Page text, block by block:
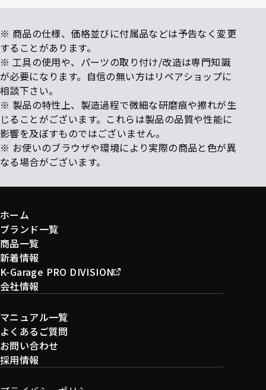
※ 商品の仕様、価格並びに付属品などは予告なく変更
することがあります。
※ 工具の使用や、パーツの取り付け/改造は専門知識
が必要になります。自信の無い方はリペアショップに
相談下さい。
※ 製品の特性上、製造過程で微細な研磨痕や擦れが生
じることがございます。これらは製品の品質や性能に
影響を及ぼすものではございません。
※ お使いのブラウザや環境により実際の商品と色が異
なる場合がございます。
ホーム
ブランド一覧
商品一覧
新着情報
K-Garage PRO DIVISION
会社情報
マニュアル一覧
よくあるご質問
お問い合わせ
採用情報